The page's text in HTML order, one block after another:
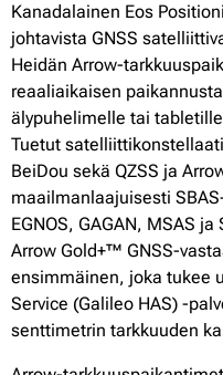
Kanadalainen Eos
johtavista GNSS
Heidän Arrow-
reaaliaikaisen
älypuhelimelle tai
Tuetut
BeiDou sekä QZSS ja
maailmanlaajuisesti
EGNOS, GAGAN, MSAS
Arrow Gold+™ GNSS-
ensimmäinen, joka tukee
Service (Galileo HAS) -
senttimetrin tarkkuuden